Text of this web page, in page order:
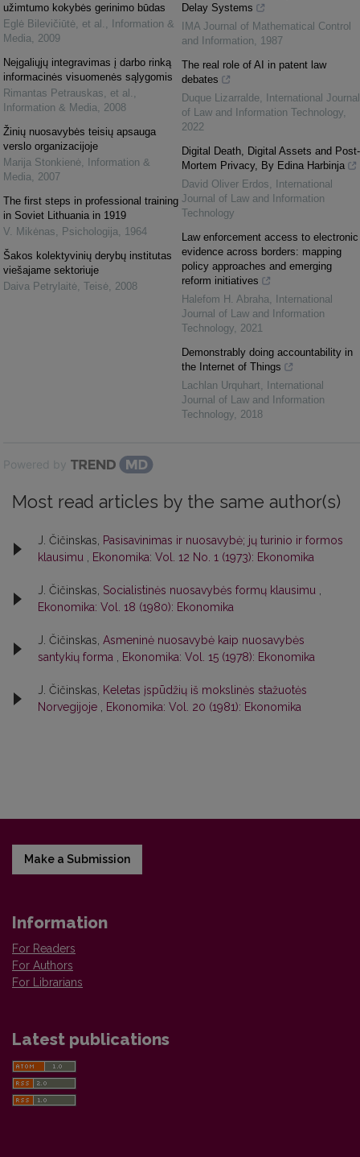
užimtumo kokybės gerinimo būdas
Eglė Bilevičiūtė, et al. ,
Information &
Media, 2009
Neįgaliųjų integravimas į darbo rinką
informacinės visuomenės sąlygomis
Rimantas Petrauskas, et al. ,
Information & Media, 2008
Žinių nuosavybės teisių apsauga
verslo organizacijoje
Marija Stonkienė,
Information &
Media, 2007
The first steps in professional training
in Soviet Lithuania in 1919
V. Mikėnas, Psichologija, 1964
Šakos kolektyvinių derybų institutas
viešajame sektoriuje
Daiva Petrylaitė, Teisė, 2008
Delay Systems
IMA Journal of Mathematical Control
and Information, 1987
The real role of AI in patent law
debates
Duque Lizarralde,
International Journal
of Law and Information Technology,
2022
Digital Death, Digital Assets and Post-
Mortem Privacy, By Edina Harbinja
David Oliver Erdos,
International
Journal of Law and Information
Technology
Law enforcement access to electronic
evidence across borders: mapping
policy approaches and emerging
reform initiatives
Halefom H. Abraha,
International
Journal of Law and Information
Technology, 2021
Demonstrably doing accountability in
the Internet of Things
Lachlan Urquhart,
International
Journal of Law and Information
Technology, 2018
Powered by
Most read articles by the same author(s)
J. Čičinskas,
Pasisavinimas ir nuosavybė; jų turinio ir formos
klausimu
Ekonomika: Vol. 12 No. 1 (1973): Ekonomika
J. Čičinskas, Socialistinės nuosavybės formų klausimu
Ekonomika: Vol. 18 (1980): Ekonomika
J. Čičinskas, Asmeninė nuosavybė kaip nuosavybės
santykių forma
Ekonomika: Vol. 15 (1978): Ekonomika
J. Čičinskas,
Keletas įspūdžių iš mokslinės stažuotės
Norvegijoje
Ekonomika: Vol. 20 (1981): Ekonomika
Make a Submission
Information
For Readers
For Authors
For Librarians
Latest publications